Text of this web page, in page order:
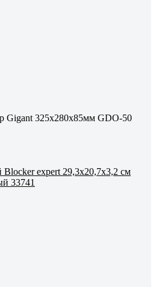
Gigant 325x280x85мм GDO-50